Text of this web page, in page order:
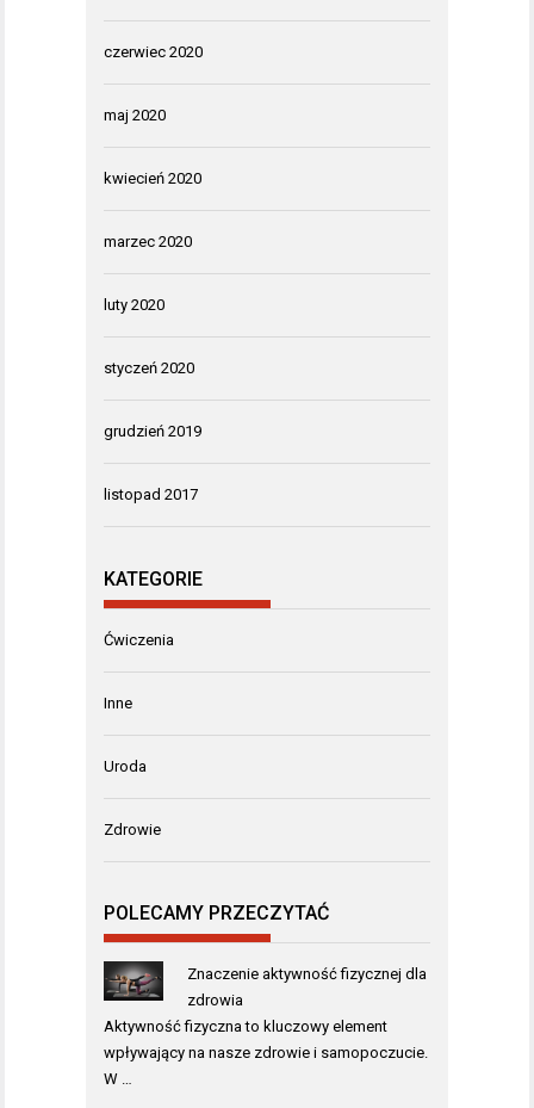
czerwiec 2020
maj 2020
kwiecień 2020
marzec 2020
luty 2020
styczeń 2020
grudzień 2019
listopad 2017
KATEGORIE
Ćwiczenia
Inne
Uroda
Zdrowie
POLECAMY PRZECZYTAĆ
Znaczenie aktywność fizycznej dla
zdrowia
Aktywność fizyczna to kluczowy element
wpływający na nasze zdrowie i samopoczucie.
W …